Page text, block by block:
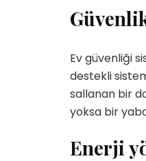
Ev güvenliği
destekli
sallanan bir
yoksa bir
Enerji
Kadınlar